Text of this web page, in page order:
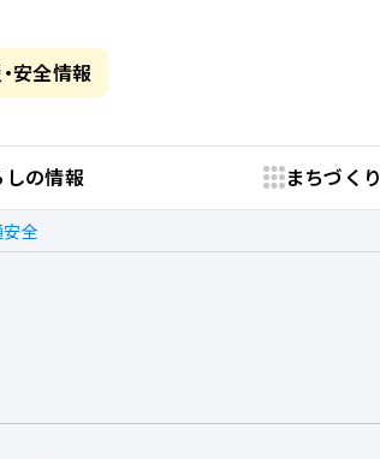
安全情報
しの情報 まちづくり
全